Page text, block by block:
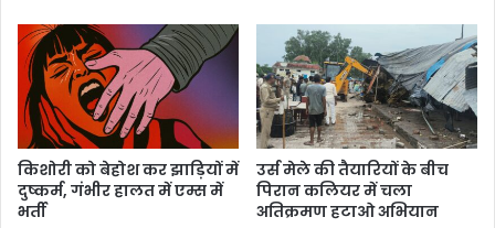
किशोरी को बेहोश कर झाड़ियों में
दुष्कर्म, गंभीर हालत में एम्स में
भर्ती
उर्स मेले की तैयारियों के बीच
पिरान कलियर में चला
अतिक्रमण हटाओ अभियान